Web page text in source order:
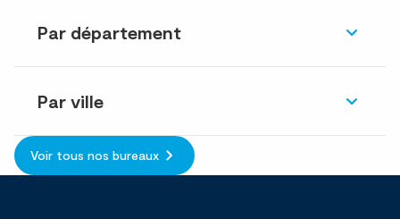
Par département
Par ville
Voir tous nos bureaux